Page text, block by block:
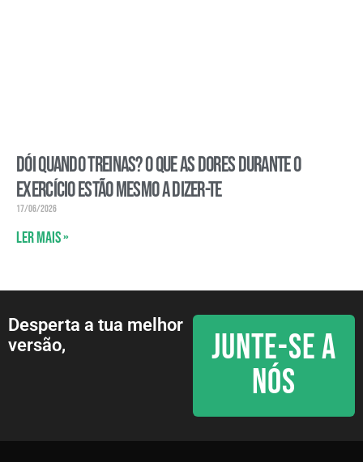
Dói quando treinas? O que as dores durante o
exercício estão mesmo a dizer-te
17/06/2026
Ler mais »
Desperta a tua melhor
versão,
JUNTE-SE A
NÓS